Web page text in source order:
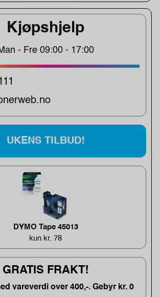
Kjøpshjelp
- Fre 09:00 - 17:00
UKENS TILBUD!
DYMO Tape 45013
kun kr. 78
GRATIS FRAKT!
vareverdi over 400,-. Gebyr kr. 0